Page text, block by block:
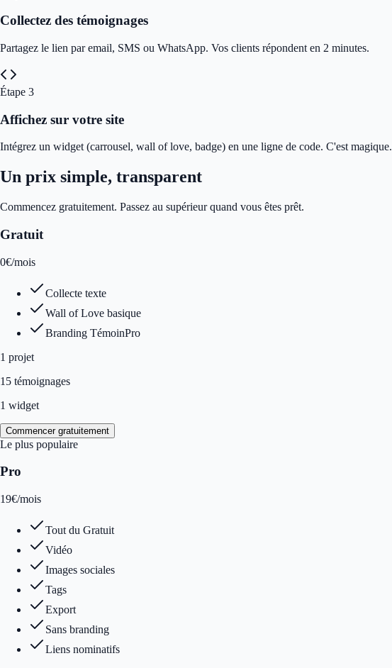
Collectez des témoignages
Partagez le lien par email, SMS ou WhatsApp. Vos clients répondent en 2 minutes.
Étape 3
Affichez sur votre site
Intégrez un widget (carrousel, wall of love, badge) en une ligne de code. C'est magique.
Un prix simple, transparent
Commencez gratuitement. Passez au supérieur quand vous êtes prêt.
Gratuit
0€/mois
Collecte texte
Wall of Love basique
Branding TémoinPro
1 projet
15 témoignages
1 widget
Commencer gratuitement
Le plus populaire
Pro
19€/mois
Tout du Gratuit
Vidéo
Images sociales
Tags
Export
Sans branding
Liens nominatifs